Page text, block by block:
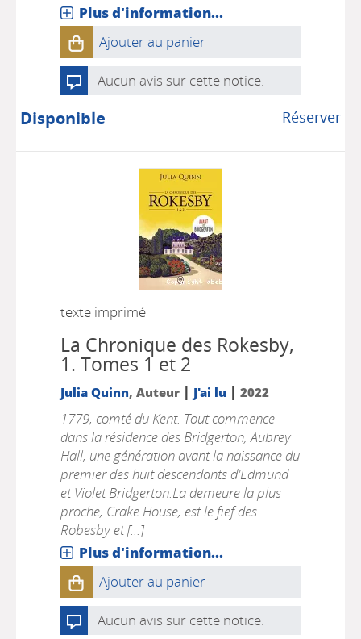
Plus d'information...
Ajouter au panier
Aucun avis sur cette notice.
Réserver
Disponible
texte imprimé
La Chronique des Rokesby,
1. Tomes 1 et 2
Julia Quinn, Auteur | J'ai lu | 2022
1779, comté du Kent. Tout commence
dans la résidence des Bridgerton, Aubrey
Hall, une génération avant la naissance du
premier des huit descendants d'Edmund
et Violet Bridgerton.La demeure la plus
proche, Crake House, est le fief des
Robesby et [...]
Plus d'information...
Ajouter au panier
Aucun avis sur cette notice.